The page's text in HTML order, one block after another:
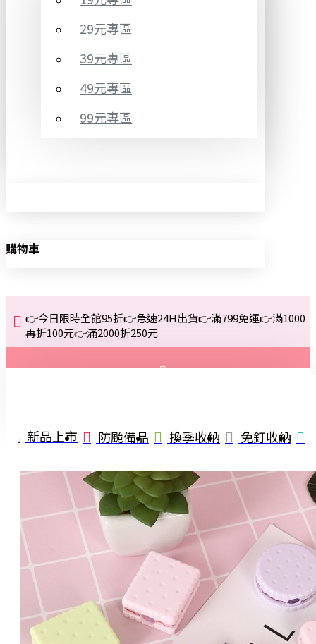
29元專區
39元專區
49元專區
99元專區
購物車
👉今日限時全館95折👉急速24H出貨👉滿799免運👉滿1000
再折100元👉滿2000折250元
註冊
詢問
新品上市 防颱備品 換季收納 免釘收納